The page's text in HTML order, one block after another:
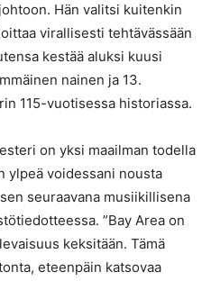
Hän valitsi kuitenkin
virallisesti tehtävässään
kestää aluksi kuusi
nainen ja 13.
115-vuotisessa historiassa.
on yksi maailman todella
ylpeä voidessani nousta
seuraavana musiikillisena
”Bay Area on
keksitään. Tämä
eteenpäin katsovaa